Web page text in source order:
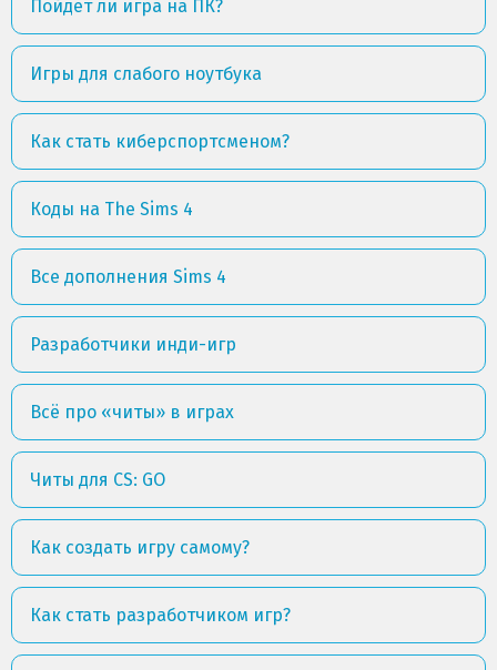
Пойдет ли игра на ПК?
Игры для слабого ноутбука
Как стать киберспортсменом?
Коды на The Sims 4
Все дополнения Sims 4
Разработчики инди-игр
Всё про «читы» в играх
Читы для CS: GO
Как создать игру самому?
Как стать разработчиком игр?